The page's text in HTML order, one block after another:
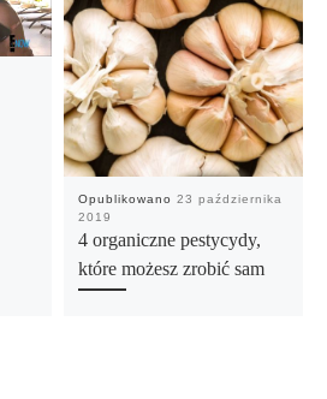
Opublikowano 23 października
2019
4 organiczne pestycydy,
które możesz zrobić sam